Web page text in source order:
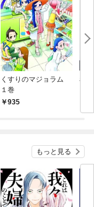
くすりのマジョラム
１巻
935
看
もっと見る